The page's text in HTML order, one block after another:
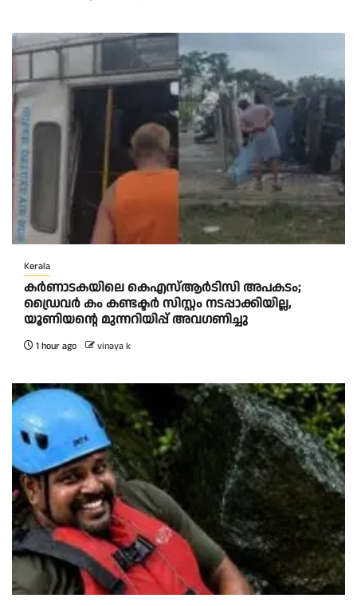
Kerala
കര്‍ണാടകയിലെ കെഎസ്ആര്‍ടിസി അപകടം;
ഡ്രൈവര്‍ കം കണ്ടക്ടര്‍ സിസ്റ്റം നടപ്പാക്കിയില്ല,
യൂണിയന്റെ മുന്നറിയിപ്പ് അവഗണിച്ചു
1 hour ago vinaya k